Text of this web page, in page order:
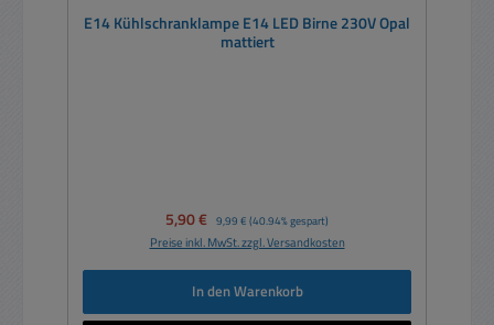
E14 Kühlschranklampe E14 LED Birne 230V Opal
mattiert
Verkaufspreis:
5,90 € Regulärer Preis:
9,99 € (40.94% gespart)
Preise inkl. MwSt. zzgl. Versandkosten
In den Warenkorb